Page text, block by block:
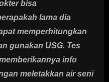
bisa
lama dia
memperhitungkan
gunakan USG. Tes
info
meletakkan air seni